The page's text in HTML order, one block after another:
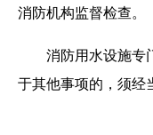
消防机构监督检查。
消防用水设施专
于其他事项的，须经